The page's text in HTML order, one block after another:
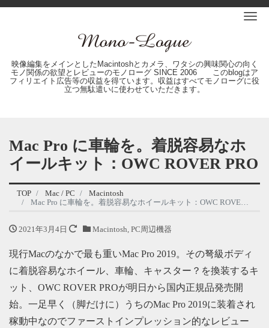
映像編集をメインとしたMacintoshとカメラ、ワタシの興味関心の向く
モノ関係の欲望とレビューのモノローグ SINCE 2006 このblogはア
フィリエイト広告等の収益を得ています。収益はすべてモノローグに役
立つ無駄遣いに使わせていただきます。
Mac Pro に車輪を。着脱容易なホ
イールキット：OWC ROVER PRO
TOP Mac / PC
Macintosh
Mac Pro に車輪を。着脱容易なホイールキット：OWC ROVER PRO
2021年3月4日 Macintosh, PC周辺機器
現行Macのなかで最も重いMac Pro 2019。その弩級ボディ
に着脱容易なホイール、車輪、キャスター？を換装するキ
ット、OWC ROVER PROが明日から国内正規品発売開
始。一足早く（脚だけに）うちのMac Pro 2019に装着され
稼動中なのでファーストインプレッション的なレビュー